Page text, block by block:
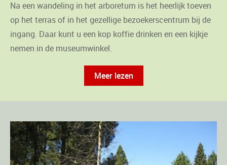
Na een wandeling in het arboretum is het heerlijk toeven
op het terras of in het gezellige bezoekerscentrum bij de
ingang. Daar kunt u een kop koffie drinken en een kijkje
nemen in de museumwinkel.
Meer lezen